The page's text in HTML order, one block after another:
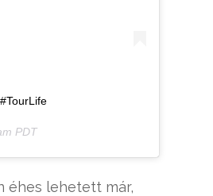
PDT
éhes lehetett már,